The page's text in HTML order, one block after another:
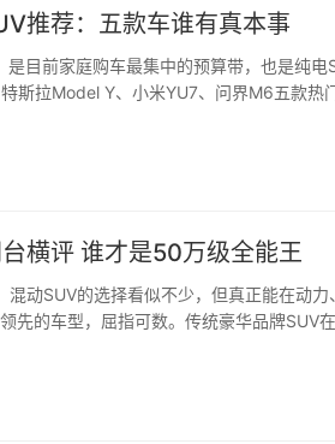
推荐：五款车谁有真本事
目前家庭购车最集中的预算带，也是纯电
斯拉Model Y、小米YU7、问界M6五款热
横评 谁才是50万级全能王
动SUV的选择看似不少，但真正能在动力
先的车型，屈指可数。传统豪华品牌SUV